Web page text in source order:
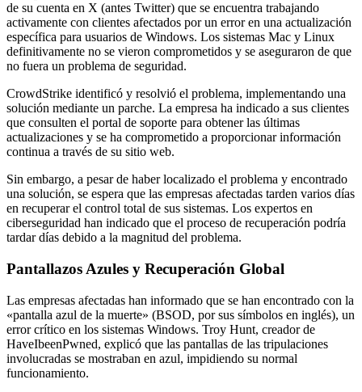
de su cuenta en X (antes Twitter) que se encuentra trabajando
activamente con clientes afectados por un error en una actualización
específica para usuarios de Windows. Los sistemas Mac y Linux
definitivamente no se vieron comprometidos y se aseguraron de que
no fuera un problema de seguridad.
CrowdStrike identificó y resolvió el problema, implementando una
solución mediante un parche. La empresa ha indicado a sus clientes
que consulten el portal de soporte para obtener las últimas
actualizaciones y se ha comprometido a proporcionar información
continua a través de su sitio web.
Sin embargo, a pesar de haber localizado el problema y encontrado
una solución, se espera que las empresas afectadas tarden varios días
en recuperar el control total de sus sistemas. Los expertos en
ciberseguridad han indicado que el proceso de recuperación podría
tardar días debido a la magnitud del problema.
Pantallazos Azules y Recuperación Global
Las empresas afectadas han informado que se han encontrado con la
«pantalla azul de la muerte» (BSOD, por sus símbolos en inglés), un
error crítico en los sistemas Windows. Troy Hunt, creador de
HaveIbeenPwned, explicó que las pantallas de las tripulaciones
involucradas se mostraban en azul, impidiendo su normal
funcionamiento.